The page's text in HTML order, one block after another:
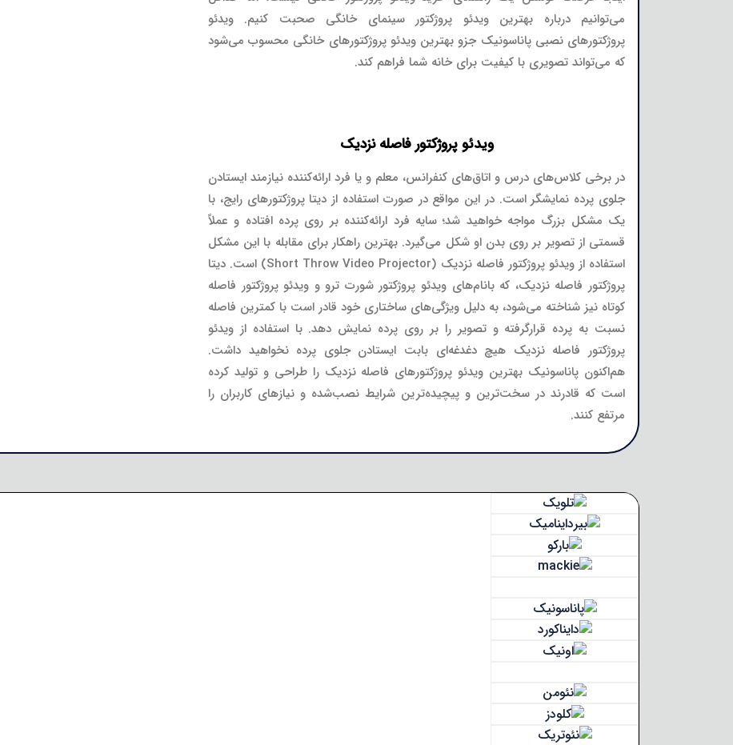
می‌توانیم درباره بهترین ویدئو پروژکتور سینمای خانگی صحبت کنیم. ویدئو
پروژکتورهای نصبی پاناسونیک جزو بهترین ویدئو پروژکتورهای خانگی محسوب می‌شود
که می‌تواند تصویری با کیفیت برای خانه شما فراهم کند.
ویدئو پروژکتور فاصله نزدیک
در برخی کلاس‌های درس و اتاق‌های کنفرانس، معلم و یا فرد ارائه‌کننده نیازمند ایستادن
جلوی پرده نمایشگر است. در این مواقع در صورت استفاده از دیتا پروژکتورهای رایج، با
یک مشکل بزرگ مواجه خواهید شد؛ سایه فرد ارائه‌کننده بر روی پرده افتاده و عملاً
قسمتی از تصویر بر روی بدن او شکل می‌گیرد. بهترین راهکار برای مقابله با این مشکل
استفاده از ویدئو پروژکتور فاصله نزدیک (Short Throw Video Projector) است. دیتا
پروژکتور فاصله نزدیک، که بانام‌های ویدئو پروژکتور شورت ترو و ویدئو پروژکتور فاصله
کوتاه نیز شناخته می‌شود، به دلیل ویژگی‌های ساختاری خود قادر است با کمترین فاصله
نسبت به پرده قرارگرفته و تصویر را بر روی پرده نمایش دهد. با استفاده از ویدئو
پروژکتور فاصله نزدیک هیچ دغدغه‌ای بابت ایستادن جلوی پرده نخواهید داشت.
هم‌اکنون پاناسونیک بهترین ویدئو پروژکتورهای فاصله نزدیک را طراحی و تولید کرده
است که قادرند در سخت‌ترین و پیچیده‌ترین شرایط نصب‌شده و نیازهای کاربران را
مرتفع کنند.